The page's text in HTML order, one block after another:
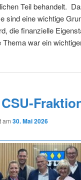
Teil behandelt.
sind eine wichtige
die finanzielle
Thema war ein
am 30. Mai 2026